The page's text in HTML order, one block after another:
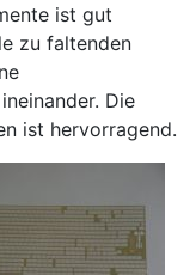
ist gut
zu faltenden
Die
ist hervorragend.